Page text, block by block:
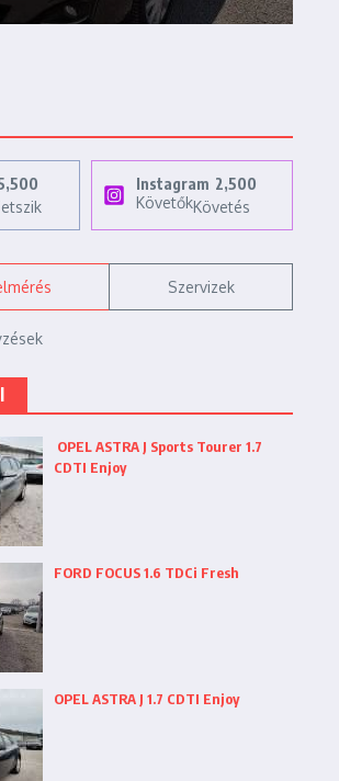
Instagram 2,500
KövetőkKövetés
Szervizek
OPEL ASTRA J Sports Tourer 1.7
CDTI Enjoy
FORD FOCUS 1.6 TDCi Fresh
OPEL ASTRA J 1.7 CDTI Enjoy